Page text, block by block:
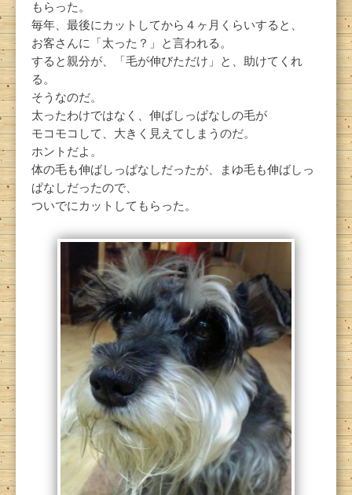
もらった。
毎年、最後にカットしてから４ヶ月くらいすると、
お客さんに「太った？」と言われる。
すると親分が、「毛が伸びただけ」と、助けてくれ
る。
そうなのだ。
太ったわけではなく、伸ばしっぱなしの毛が
モコモコして、大きく見えてしまうのだ。
ホントだよ。
体の毛も伸ばしっぱなしだったが、まゆ毛も伸ばしっ
ぱなしだったので、
ついでにカットしてもらった。